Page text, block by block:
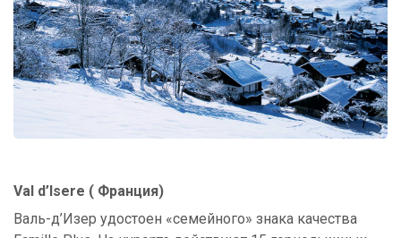
Val d’Isere ( Франция)
Валь-д’Изер удостоен «семейного» знака качества